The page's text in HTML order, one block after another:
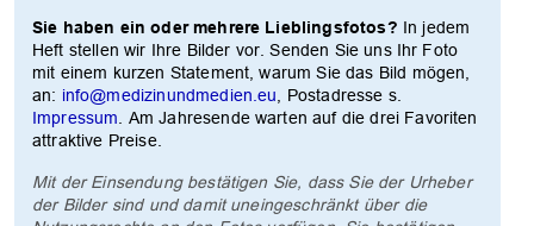
OK
Sie haben ein oder mehrere Lieblingsfotos? In jedem
Heft stellen wir Ihre Bilder vor. Senden Sie uns Ihr Foto
mit einem kurzen Statement, warum Sie das Bild mögen,
an: info@medizinundmedien.eu , Postadresse s.
Impressum . Am Jahresende warten auf die drei Favoriten
attraktive Preise.
Mit der Einsendung bestätigen Sie, dass Sie der Urheber
der Bilder sind und damit uneingeschränkt über die